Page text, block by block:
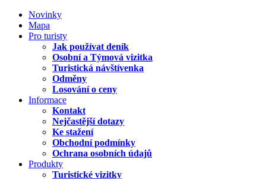
Novinky
Mapa
Pro turisty
Jak používat deník
Osobní a Týmová vizitka
Turistická návštívenka
Odměny
Losování o ceny
Informace
Kontakt
Nejčastější dotazy
Ke stažení
Obchodní podmínky
Ochrana osobních údajů
Produkty
Turistické vizitky